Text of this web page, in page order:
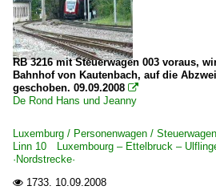
RB 3216 mit Steuerwagen 003 voraus,
Bahnhof von Kautenbach, auf die
geschoben. 09.09.2008 
De Rond Hans und Jeanny
Luxemburg / Personenwagen / Steuerwagen
Linn 10 Luxembourg – Ettelbruck –
·Nordstrecke·
 1733. 10.09.2008